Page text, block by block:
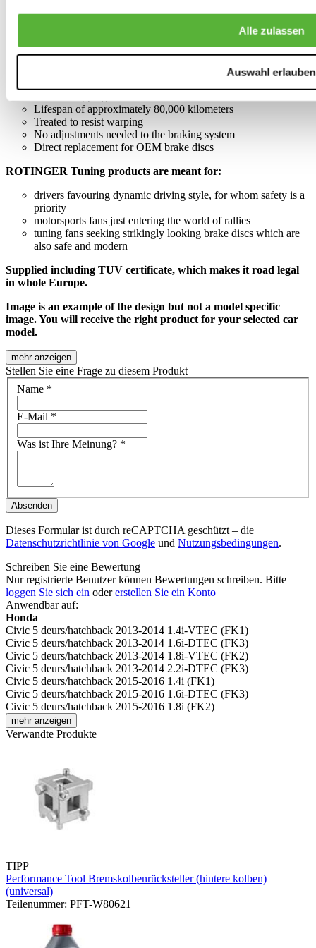
Alle zulassen
Auswahl erlauben
upgrade it deserves!
Complete set of 2 brake discs
Graphite Line with innovative black anticorrosion layer
Lifespan of approximately 80,000 kilometers
Treated to resist warping
No adjustments needed to the braking system
Direct replacement for OEM brake discs
ROTINGER Tuning products are meant for:
drivers favouring dynamic driving style, for whom safety is a
priority
motorsports fans just entering the world of rallies
tuning fans seeking strikingly looking brake discs which are
also safe and modern
Supplied including TUV certificate, which makes it road legal
in whole Europe.
Image is an example of the design but not a model specific
image. You will receive the right product for your selected car
model.
mehr anzeigen
Stellen Sie eine Frage zu diesem Produkt
Name *
E-Mail *
Was ist Ihre Meinung? *
Absenden
Dieses Formular ist durch reCAPTCHA geschützt – die
Datenschutzrichtlinie von Google und Nutzungsbedingungen.
Schreiben Sie eine Bewertung
Nur registrierte Benutzer können Bewertungen schreiben. Bitte
loggen Sie sich ein odererstellen Sie ein Konto
Anwendbar auf:
Honda
Civic 5 deurs/hatchback 2013-2014 1.4i-VTEC (FK1)
Civic 5 deurs/hatchback 2013-2014 1.6i-DTEC (FK3)
Civic 5 deurs/hatchback 2013-2014 1.8i-VTEC (FK2)
Civic 5 deurs/hatchback 2013-2014 2.2i-DTEC (FK3)
Civic 5 deurs/hatchback 2015-2016 1.4i (FK1)
Civic 5 deurs/hatchback 2015-2016 1.6i-DTEC (FK3)
Civic 5 deurs/hatchback 2015-2016 1.8i (FK2)
mehr anzeigen
Verwandte Produkte
TIPP
Performance Tool Bremskolbenrücksteller (hintere kolben)
(universal)
Teilenummer: PFT-W80621